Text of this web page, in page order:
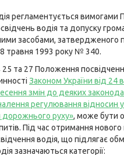
регламентується вимогами
водія та допуску
засобами, затвердженого
8 травня 1993 року № 340.
25 та 27 Положення
Законом України від 24
змін до деяких
регулювання відносин
дорожнього руху», може бути
Під час отримання
водія, що підлягає
зазначаються категорії: